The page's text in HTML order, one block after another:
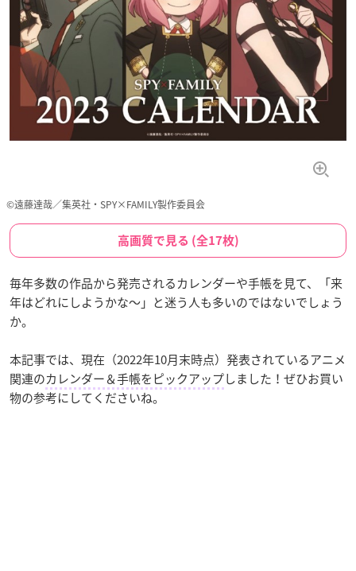
©遠藤達哉／集英社・SPY×FAMILY製作委員会
高画質で見る (全17枚)
毎年多数の作品から発売されるカレンダーや手帳を見て、「来
年はどれにしようかな～」と迷う人も多いのではないでしょう
か。
本記事では、現在（2022年10月末時点）発表されているアニメ
関連のカレンダー＆手帳をピックアップしました！ぜひお買い
物の参考にしてくださいね。